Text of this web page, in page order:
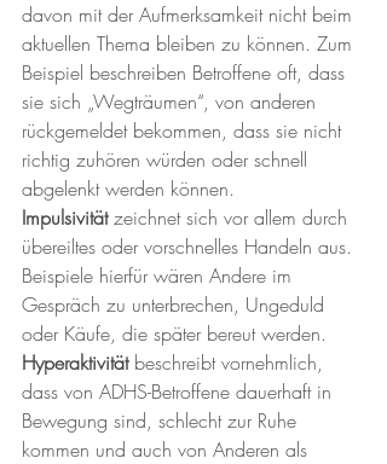
davon mit der Aufmerksamkeit nicht beim
aktuellen Thema bleiben zu können. Zum
Beispiel beschreiben Betroffene oft, dass
sie sich „Wegträumen“, von anderen
rückgemeldet bekommen, dass sie nicht
richtig zuhören würden oder schnell
abgelenkt werden können.
Impulsivität zeichnet sich vor allem durch
übereiltes oder vorschnelles Handeln aus.
Beispiele hierfür wären Andere im
Gespräch zu unterbrechen, Ungeduld
oder Käufe, die später bereut werden.
Hyperaktivität beschreibt vornehmlich,
dass von ADHS-Betroffene dauerhaft in
Bewegung sind, schlecht zur Ruhe
kommen und auch von Anderen als